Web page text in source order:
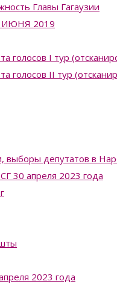
Главы Гагаузии
ИЮНЯ 2019
голосов I тур
голосов II тур
выборы депутатов в
30 апреля 2023 года
2023 года